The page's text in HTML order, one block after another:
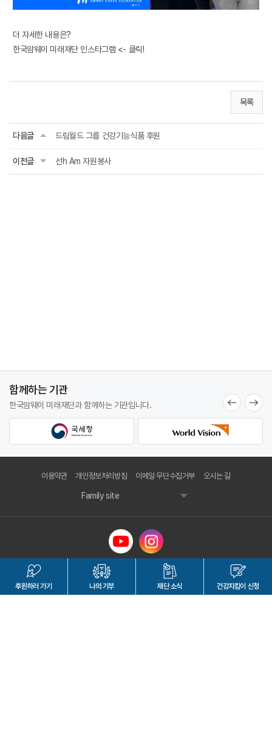
더 자세한 내용은?
한국암웨이 미래재단 인스타그램 <- 클릭!
목록
다음글 드림월드 그룹 건강기능식품 후원
이전글 선h Am 자원봉사
후원하러가기 나의 기부 재단 소식 건강지킴이 신청
함께하는 기관
한국암웨이 미래재단과함께하는 기관입니다.
이용약관 개인정보처리방침 이메일 무단수집거부 오시는 길
Family site
한국암웨이 미래재단
대표자명 : 조훈하
사업자등록번호 : 465-82-00203